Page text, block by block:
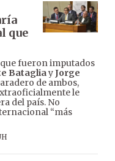
que
fueron imputados
BatagliayJorge
de ambos,
le
del país. No
“más